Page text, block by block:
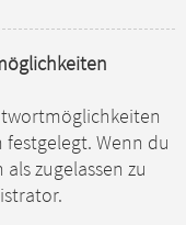
Wenn du
zugelassen zu